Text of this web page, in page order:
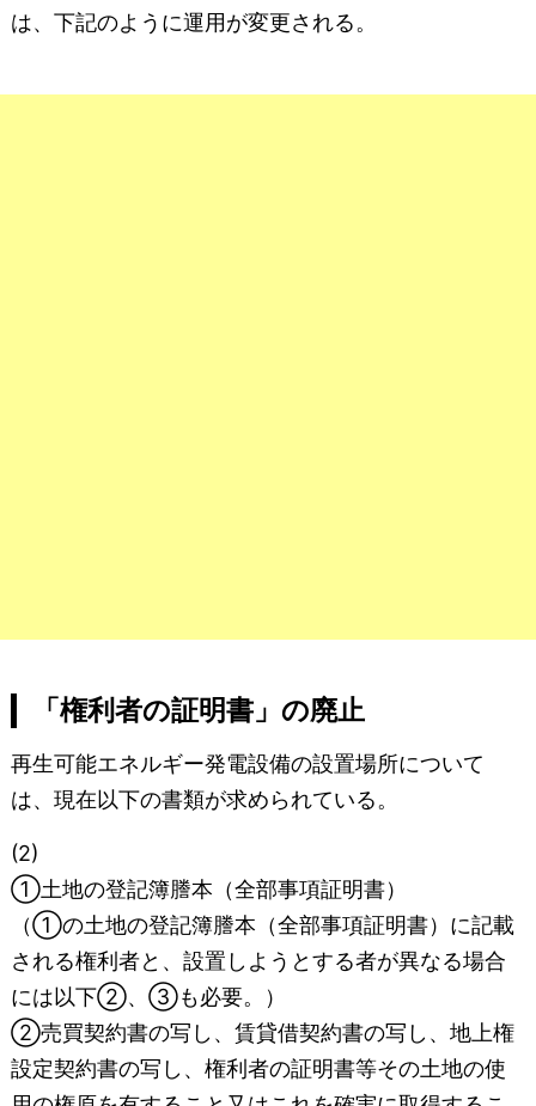
は、下記のように運用が変更される。
「権利者の証明書」の廃止
再生可能エネルギー発電設備の設置場所について
は、現在以下の書類が求められている。
(2)
①土地の登記簿謄本（全部事項証明書）
（①の土地の登記簿謄本（全部事項証明書）に記載
される権利者と、設置しようとする者が異なる場合
には以下②、③も必要。）
②売買契約書の写し、賃貸借契約書の写し、地上権
設定契約書の写し、権利者の証明書等その土地の使